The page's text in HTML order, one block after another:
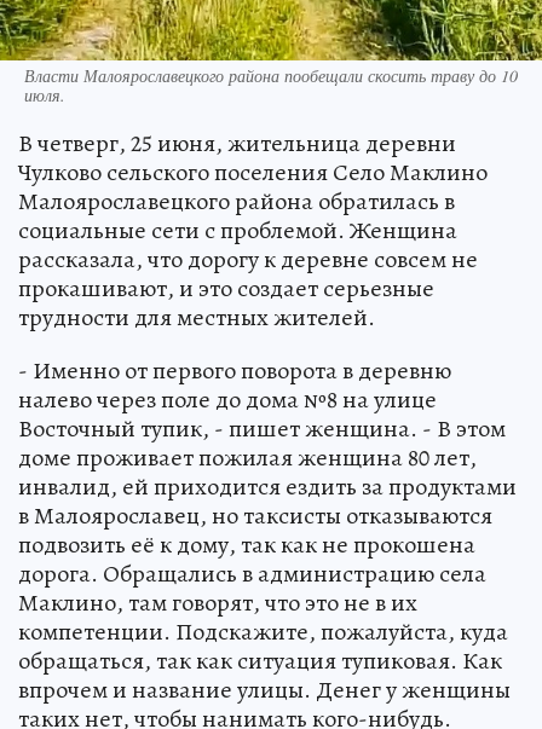
Власти Малоярославецкого района пообещали скосить траву до 10
июля.
В четверг, 25 июня, жительница деревни
Чулково сельского поселения Село Маклино
Малоярославецкого района обратилась в
социальные сети с проблемой. Женщина
рассказала, что дорогу к деревне совсем не
прокашивают, и это создает серьезные
трудности для местных жителей.
- Именно от первого поворота в деревню
налево через поле до дома №8 на улице
Восточный тупик, - пишет женщина. - В этом
доме проживает пожилая женщина 80 лет,
инвалид, ей приходится ездить за продуктами
в Малоярославец, но таксисты отказываются
подвозить её к дому, так как не прокошена
дорога. Обращались в администрацию села
Маклино, там говорят, что это не в их
компетенции. Подскажите, пожалуйста, куда
обращаться, так как ситуация тупиковая. Как
впрочем и название улицы. Денег у женщины
таких нет, чтобы нанимать кого-нибудь.